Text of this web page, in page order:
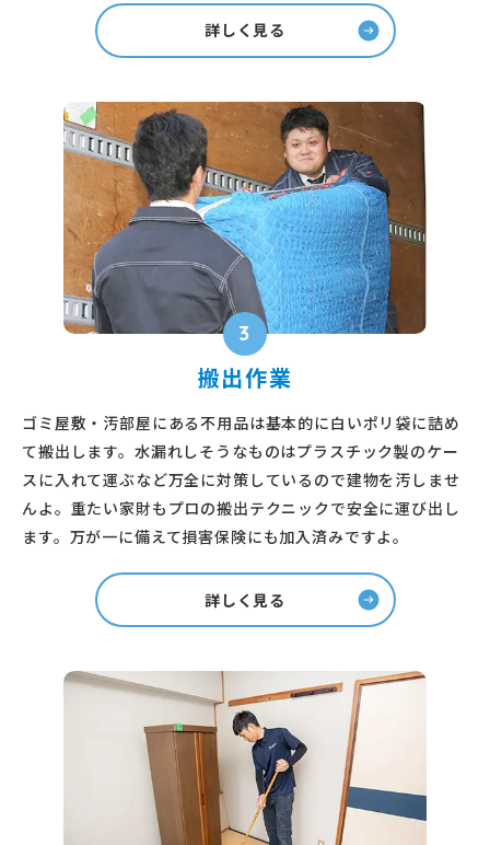
詳しく見る
3
搬出作業
ゴミ屋敷・汚部屋にある不用品は基本的に白いポリ袋に詰め
て搬出します。水漏れしそうなものはプラスチック製のケー
スに入れて運ぶなど万全に対策しているので建物を汚しませ
んよ。重たい家財もプロの搬出テクニックで安全に運び出し
ます。万が一に備えて損害保険にも加入済みですよ。
詳しく見る